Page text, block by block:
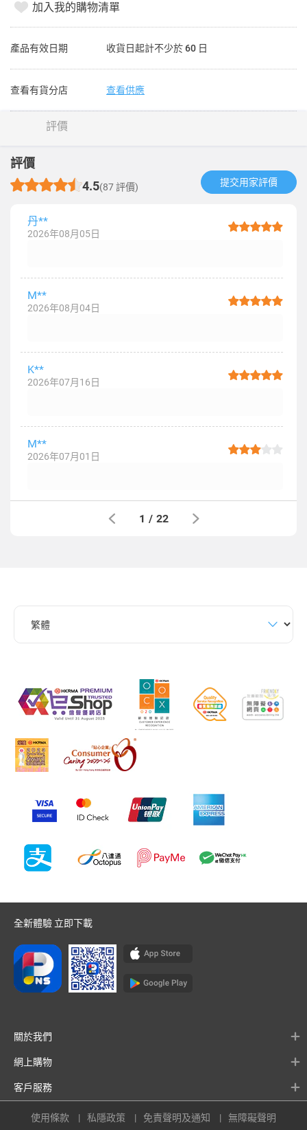
加入我的購物清單
產品有效日期 收貨日起計不少於 60 日
查看有貨分店 查看供應
評價
評價
4.5(87 評價) 提交用家評價​
丹**
2026年08月05日
M**
2026年08月04日
K**
2026年07月16日
M**
2026年07月01日
1 / 22
全新體驗 立即下載
關於我們
網上購物
客戶服務
使用條款 私隱政策 免責聲明及通知 無障礙聲明